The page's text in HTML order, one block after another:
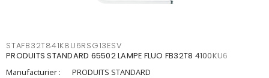
STAFB32T841K8U6RSG13ESV
PRODUITS STANDARD 65502 LAMPE FLUO FB32T8 4100KU6
Manufacturier :
PRODUITS STANDARD